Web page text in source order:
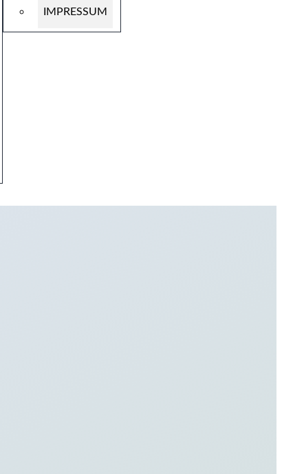
IMPRESSUM